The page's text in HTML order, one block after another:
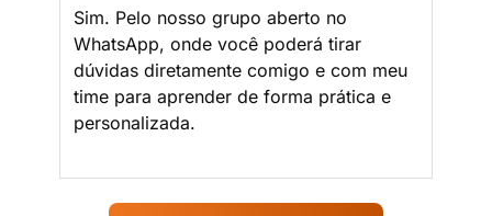
Sim. Pelo nosso grupo aberto no
WhatsApp, onde você poderá tirar
dúvidas diretamente comigo e com meu
time para aprender de forma prática e
personalizada.